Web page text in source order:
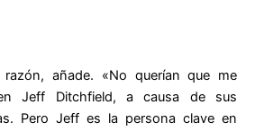
razón, añade. «No querían que me
Jeff Ditchfield, a causa de sus
Pero Jeff es la persona clave en